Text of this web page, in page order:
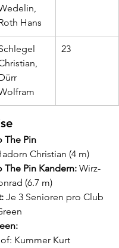
Hans
23
The Pin
Christian (4 m)
The Pin Kandern: Wirz-
(6.7 m)
Je 3 Senioren pro Club
Kummer Kurt